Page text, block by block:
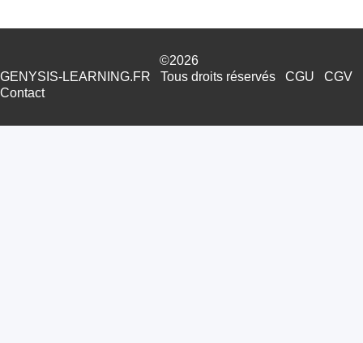
©2026
GENYSIS-LEARNING.FR
Tous droits réservés CGU
CGV
Contact